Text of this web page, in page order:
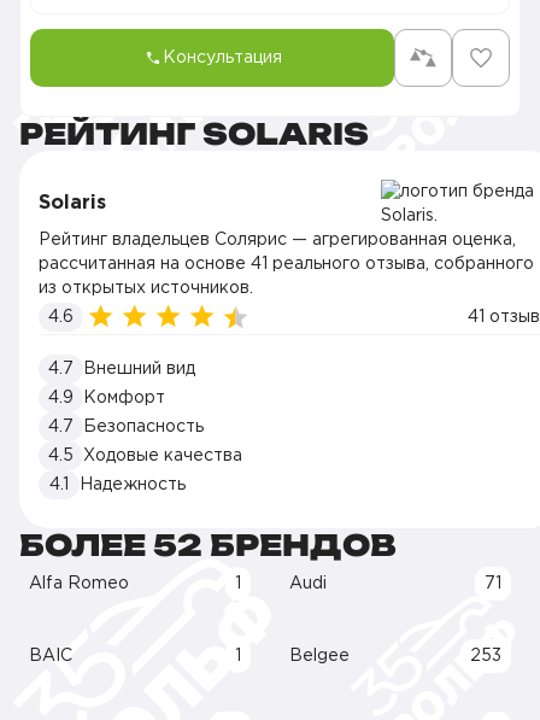
Консультация
РЕЙТИНГ SOLARIS
Solaris
Рейтинг владельцев Солярис — агрегированная оценка,
рассчитанная на основе 41 реального отзыва, собранного
из открытых источников.
4.6
41 отзыв
4.7
Внешний вид
4.9
Комфорт
4.7
Безопасность
4.5
Ходовые качества
4.1
Надежность
БОЛЕЕ 52 БРЕНДОВ
Alfa Romeo Audi 71
BAIC Belgee 253